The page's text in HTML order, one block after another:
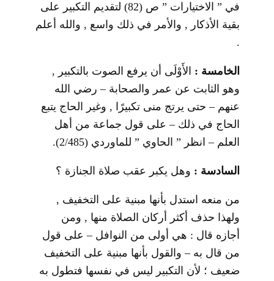
في ” الاختيارات ” ص (82) لتقديم التكبير على
بقية الأذكار , والأمر في ذلك واسع , والله أعلم
.
الخامسة : الأَوْلَى أن يرفع الصوت بالتكبير ,
وهو الثابت عن عمر والصحابة – رضي الله
عنهم – حتى يرتج منى تكبيرًا , وغير الحاج يتبع
الحاج في ذلك – على قول جماعة من أهل
العلم – انظر ” الحاوي ” للماوردي (2/485).
السادسة : وهل يكبر عقب صلاة الجنازة ؟
من منعه استدل بأنها مبنية على التخفيف ,
ولهذا حذف أكثر أركان الصلاة منها , ومن
أجازه قال : هي أولى من النوافل – على قول
من قال به – والقول بأنها مبنية على التخفيف
ضعيف ؛ لأن التكبير ليس في نفسها فتطول به